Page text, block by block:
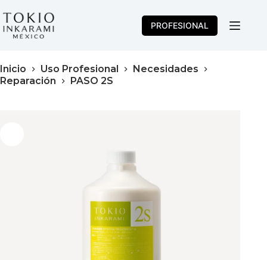
al
contenido
PROFESIONAL
Inicio Uso Profesional
Necesidades
Reparación
PASO 2S